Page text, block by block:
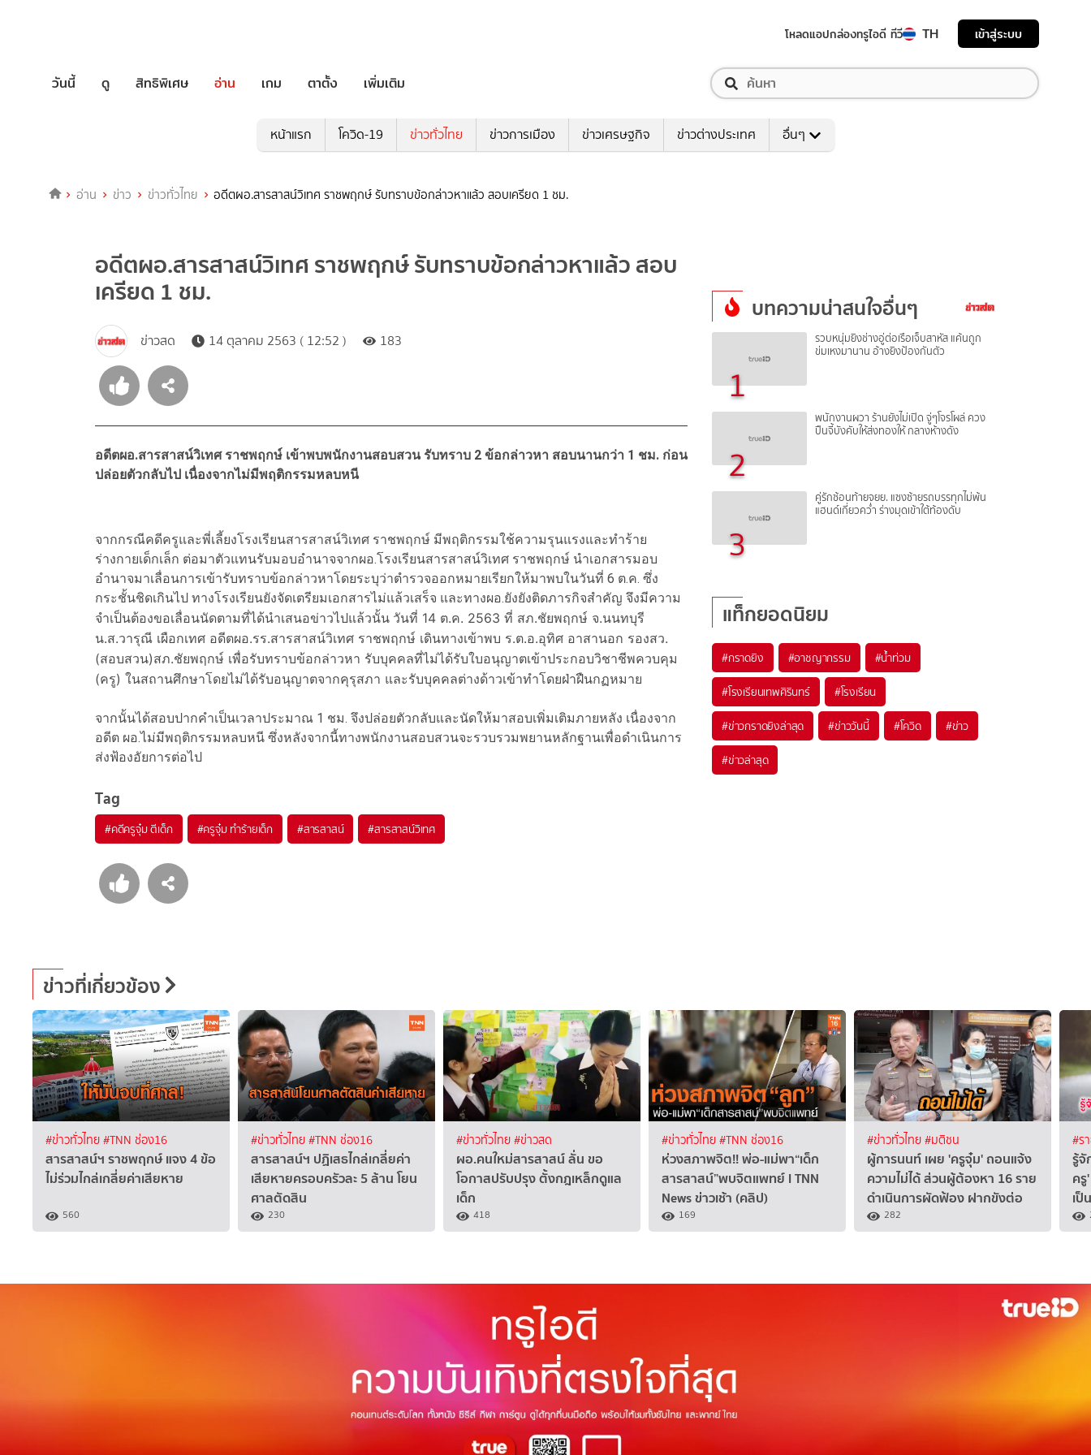
โหลดแอปกล่องทรูไอดี ทีวี TH เข้าสู่ระบบ
วันนี้ ดู สิทธิพิเศษ อ่าน เกม ตาตั้ง เพิ่มเติม
หน้าแรก โควิด-19 ข่าวทั่วไทย ข่าวการเมือง ข่าวเศรษฐกิจ ข่าวต่างประเทศ อื่นๆ
อ่าน ข่าว ข่าวทั่วไทย อดีตผอ.สารสาสน์วิเทศ ราชพฤกษ์ รับทราบข้อกล่าวหาแล้ว สอบเครียด 1 ชม.
อดีตผอ.สารสาสน์วิเทศ ราชพฤกษ์ รับทราบข้อกล่าวหาแล้ว สอบ
เครียด 1 ชม.
ข่าวสด 14 ตุลาคม 2563 ( 12:52 ) 183
อดีตผอ.สารสาสน์วิเทศ ราชพฤกษ์ เข้าพบพนักงานสอบสวน รับทราบ 2 ข้อกล่าวหา สอบนานกว่า 1 ชม. ก่อน
ปล่อยตัวกลับไป เนื่องจากไม่มีพฤติกรรมหลบหนี
จากกรณีคดีครูและพี่เลี้ยงโรงเรียนสารสาสน์วิเทศ ราชพฤกษ์ มีพฤติกรรมใช้ความรุนแรงและทำร้าย
ร่างกายเด็กเล็ก ต่อมาตัวแทนรับมอบอำนาจจากผอ.โรงเรียนสารสาสน์วิเทศ ราชพฤกษ์ นำเอกสารมอบ
อำนาจมาเลื่อนการเข้ารับทราบข้อกล่าวหาโดยระบุว่าตำรวจออกหมายเรียกให้มาพบในวันที่ 6 ต.ค. ซึ่ง
กระชั้นชิดเกินไป ทางโรงเรียนยังจัดเตรียมเอกสารไม่แล้วเสร็จ และทางผอ.ยังยังติดภารกิจสำคัญ จึงมีความ
จำเป็นต้องขอเลื่อนนัดตามที่ได้นำเสนอข่าวไปแล้วนั้น วันที่ 14 ต.ค. 2563 ที่ สภ.ชัยพฤกษ์ จ.นนทบุรี
น.ส.วารุณี เผือกเทศ อดีตผอ.รร.สารสาสน์วิเทศ ราชพฤกษ์ เดินทางเข้าพบ ร.ต.อ.อุทิศ อาสานอก รองสว.
(สอบสวน)สภ.ชัยพฤกษ์ เพื่อรับทราบข้อกล่าวหา รับบุคคลที่ไม่ได้รับใบอนุญาตเข้าประกอบวิชาชีพควบคุม
(ครู) ในสถานศึกษาโดยไม่ได้รับอนุญาตจากคุรุสภา และรับบุคคลต่างด้าวเข้าทำโดยฝ่าฝืนกฏหมาย
จากนั้นได้สอบปากคำเป็นเวลาประมาณ 1 ชม. จึงปล่อยตัวกลับและนัดให้มาสอบเพิ่มเติมภายหลัง เนื่องจาก
อดีต ผอ.ไม่มีพฤติกรรมหลบหนี ซึ่งหลังจากนี้ทางพนักงานสอบสวนจะรวบรวมพยานหลักฐานเพื่อดำเนินการ
ส่งฟ้องอัยการต่อไป
Tag
#คดีครูจุ๋ม ตีเด็ก #ครูจุ๋ม ทำร้ายเด็ก #สารสาสน์ #สารสาสน์วิเทศ
บทความน่าสนใจอื่นๆ
1
รวบหนุ่มยิงช่างอู่ต่อเรือเจ็บสาหัส แค้นถูก
ข่มเหงมานาน อ้างยิงป้องกันตัว
2
พนักงานผวา ร้านยังไม่เปิด จู่ๆโจรโผล่ ควง
ปืนจี้บังคับให้ส่งทองให้ กลางห้างดัง
3
คู่รักซ้อนท้ายจยย. แซงซ้ายรถบรรทุกไม่พ้น
แฮนด์เกี่ยวคว่ำ ร่างมุดเข้าใต้ท้องดับ
แท็กยอดนิยม
#กราดยิง #อาชญากรรม #น้ำท่วม
#โรงเรียนเทพศิรินทร์ #โรงเรียน
#ข่าวกราดยิงล่าสุด #ข่าววันนี้ #โควิด #ข่าว
#ข่าวล่าสุด
ข่าวที่เกี่ยวข้อง
#ข่าวทั่วไทย#TNN ช่อง16
สารสาสน์ฯ ราชพฤกษ์ แจง 4 ข้อ
ไม่ร่วมไกล่เกลี่ยค่าเสียหาย
560
#ข่าวทั่วไทย#TNN ช่อง16
สารสาสน์ฯ ปฏิเสธไกล่เกลี่ยค่า
เสียหายครอบครัวละ 5 ล้าน โยน
ศาลตัดสิน
230
#ข่าวทั่วไทย#ข่าวสด
ผอ.คนใหม่สารสาสน์ ลั่น ขอ
โอกาสปรับปรุง ตั้งกฎเหล็กดูแล
เด็ก
418
#ข่าวทั่วไทย#TNN ช่อง16
ห่วงสภาพจิต!! พ่อ-แม่พา“เด็ก
สารสาสน์”พบจิตแพทย์ l TNN
News ข่าวเช้า (คลิป)
169
#ข่าวทั่วไทย#มติชน
ผู้การนนท์ เผย 'ครูจุ๋ม' ถอนแจ้ง
ความไม่ได้ ส่วนผู้ต้องหา 16 ราย
ดำเนินการผัดฟ้อง ฝากขังต่อ
282
#ร
รู้
ค
เป็